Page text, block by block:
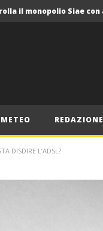
METEO REDAZIONE
DISDIRE L’ADSL?